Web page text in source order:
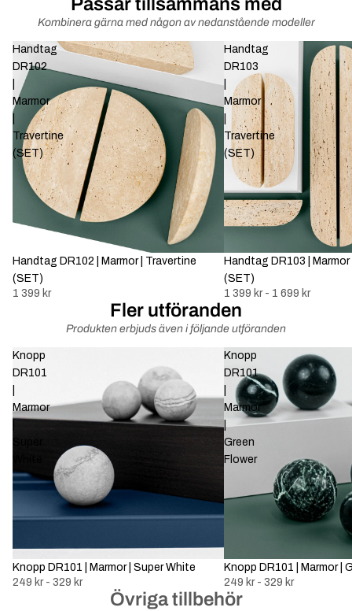
Kombinera gärna med någon av nedanstående modeller
Handtag
DR102
Marmor
Travertine
(SET)
Handtag DR102 | Marmor | Travertine
(SET)
1 399 kr
Handtag
DR103
|
Marmor
Travertine
(SET)
Handtag DR103 |
(SET)
1 399 kr - 1 699 kr
Fler utföranden
Produkten erbjuds även i följande utföranden
Knopp
DR101
Marmor
Knopp DR101 | Marmor | Super White
249 kr - 329 kr
Knopp
DR101
Marmor
|
Green
Flower
Knopp DR101 | Marmor |
249 kr - 329 kr
Övriga tillbehör